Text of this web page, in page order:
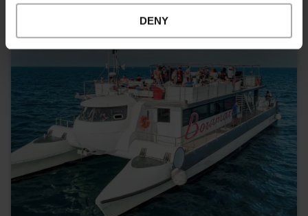
DENY